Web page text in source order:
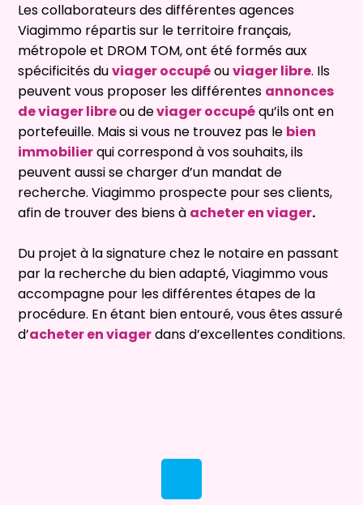
Les collaborateurs des différentes agences
Viagimmo répartis sur le territoire français,
métropole et DROM TOM, ont été formés aux
spécificités duviageroccupéouviager libre. Ils
peuvent vous proposer les différentes annonces
de viager libreou deviager occupéqu’ils ont en
portefeuille. Mais si vous ne trouvez pas le bien
immobilierqui correspond à vos souhaits, ils
peuvent aussi se charger d’un mandat de
recherche. Viagimmo prospecte pour ses clients,
afin de trouver des biens à acheter en viager.
Du projet à la signature chez le notaire en passant
par la recherche du bien adapté, Viagimmo vous
accompagne pour les différentes étapes de la
procédure. En étant bien entouré, vous êtes assuré
d’acheter en viagerdans d’excellentes conditions.